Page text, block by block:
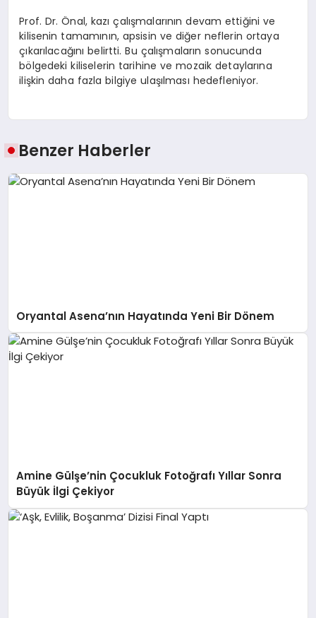
Prof. Dr. Önal, kazı çalışmalarının devam ettiğini ve
kilisenin tamamının, apsisin ve diğer neflerin ortaya
çıkarılacağını belirtti. Bu çalışmaların sonucunda
bölgedeki kiliselerin tarihine ve mozaik detaylarına
ilişkin daha fazla bilgiye ulaşılması hedefleniyor.
Benzer Haberler
Oryantal Asena’nın Hayatında Yeni Bir Dönem
Amine Gülşe’nin Çocukluk Fotoğrafı Yıllar Sonra
Büyük İlgi Çekiyor